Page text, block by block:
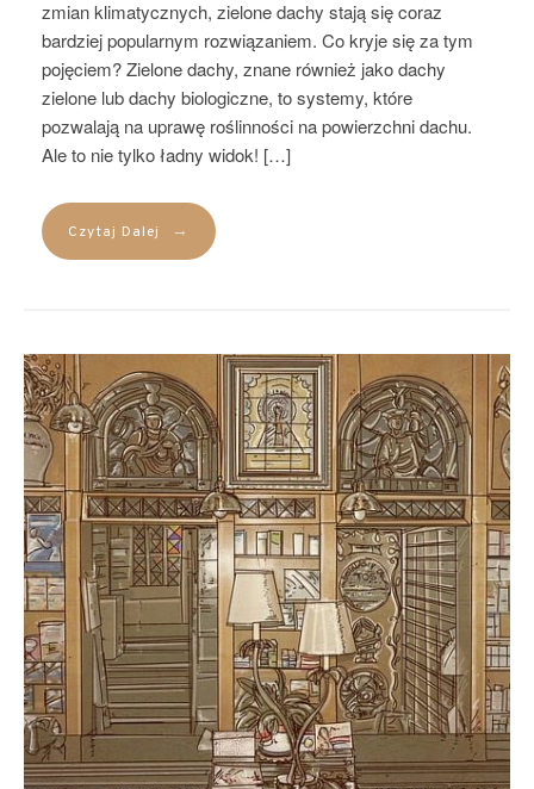
zmian klimatycznych, zielone dachy stają się coraz
bardziej popularnym rozwiązaniem. Co kryje się za tym
pojęciem? Zielone dachy, znane również jako dachy
zielone lub dachy biologiczne, to systemy, które
pozwalają na uprawę roślinności na powierzchni dachu.
Ale to nie tylko ładny widok! […]
Czytaj Dalej →